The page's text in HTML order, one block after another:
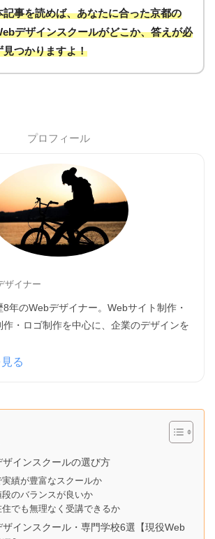
記事を読めば、あなたに合った京都の
デザインスクールがどこか、答えが必
見つかりますよ！
プロフィール
ザイナー
年のWebデザイナー。Webサイト制作・
作・ロゴ制作を中心に、企業のデザインを
る
インスクールの選び方
績が豊富なスクールか
のバランスが良いか
でも無理なく受講できるか
インスクール・専門学校6選【現役Web